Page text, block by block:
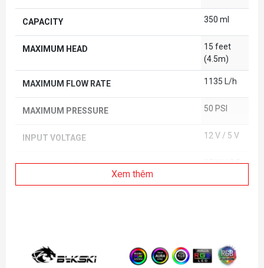
CAPACITY 350 ml
MAXIMUM HEAD
15 feet
(4.5m)
MAXIMUM FLOW RATE 1135 L/h
MAXIMUM PRESSURE 50 PSI
INPUT VOLTAGE 12 V / 5 V
POWER INPUT
37 W / 3.5
P2: 2,550
RPM
Xem thêm